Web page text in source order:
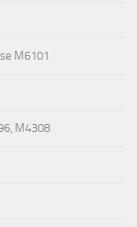
M6101
M4308